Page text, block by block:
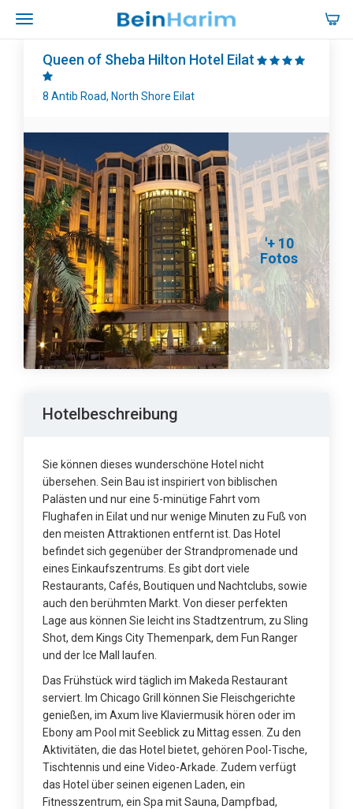
Queen of Sheba Hilton Hotel Eilat
8 Antib Road, North Shore Eilat
'+ 10
Fotos
Hotelbeschreibung
Sie können dieses wunderschöne Hotel nicht
übersehen. Sein Bau ist inspiriert von biblischen
Palästen und nur eine 5-minütige Fahrt vom
Flughafen in Eilat und nur wenige Minuten zu Fuß von
den meisten Attraktionen entfernt ist. Das Hotel
befindet sich gegenüber der Strandpromenade und
eines Einkaufszentrums. Es gibt dort viele
Restaurants, Cafés, Boutiquen und Nachtclubs, sowie
auch den berühmten Markt. Von dieser perfekten
Lage aus können Sie leicht ins Stadtzentrum, zu Sling
Shot, dem Kings City Themenpark, dem Fun Ranger
und der Ice Mall laufen.
Das Frühstück wird täglich im Makeda Restaurant
serviert. Im Chicago Grill können Sie Fleischgerichte
genießen, im Axum live Klaviermusik hören oder im
Ebony am Pool mit Seeblick zu Mittag essen. Zu den
Aktivitäten, die das Hotel bietet, gehören Pool-Tische,
Tischtennis und eine Video-Arkade. Zudem verfügt
das Hotel über seinen eigenen Laden, ein
Fitnesszentrum, ein Spa mit Sauna, Dampfbad,